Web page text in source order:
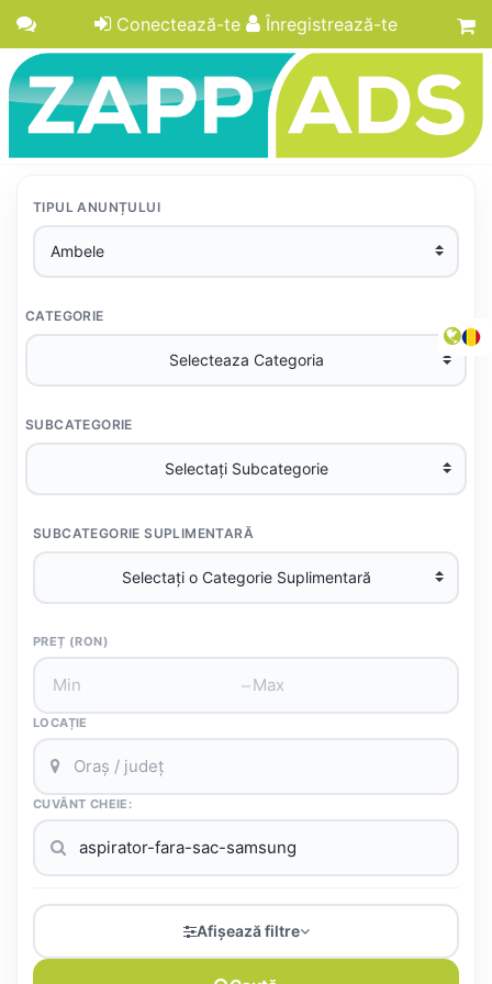
Conectează-te Înregistrează-te
TIPUL ANUNȚULUI
CATEGORIE
SUBCATEGORIE
SUBCATEGORIE SUPLIMENTARĂ
PREȚ (RON)
–
LOCAȚIE
CUVÂNT CHEIE:
Afișează filtre